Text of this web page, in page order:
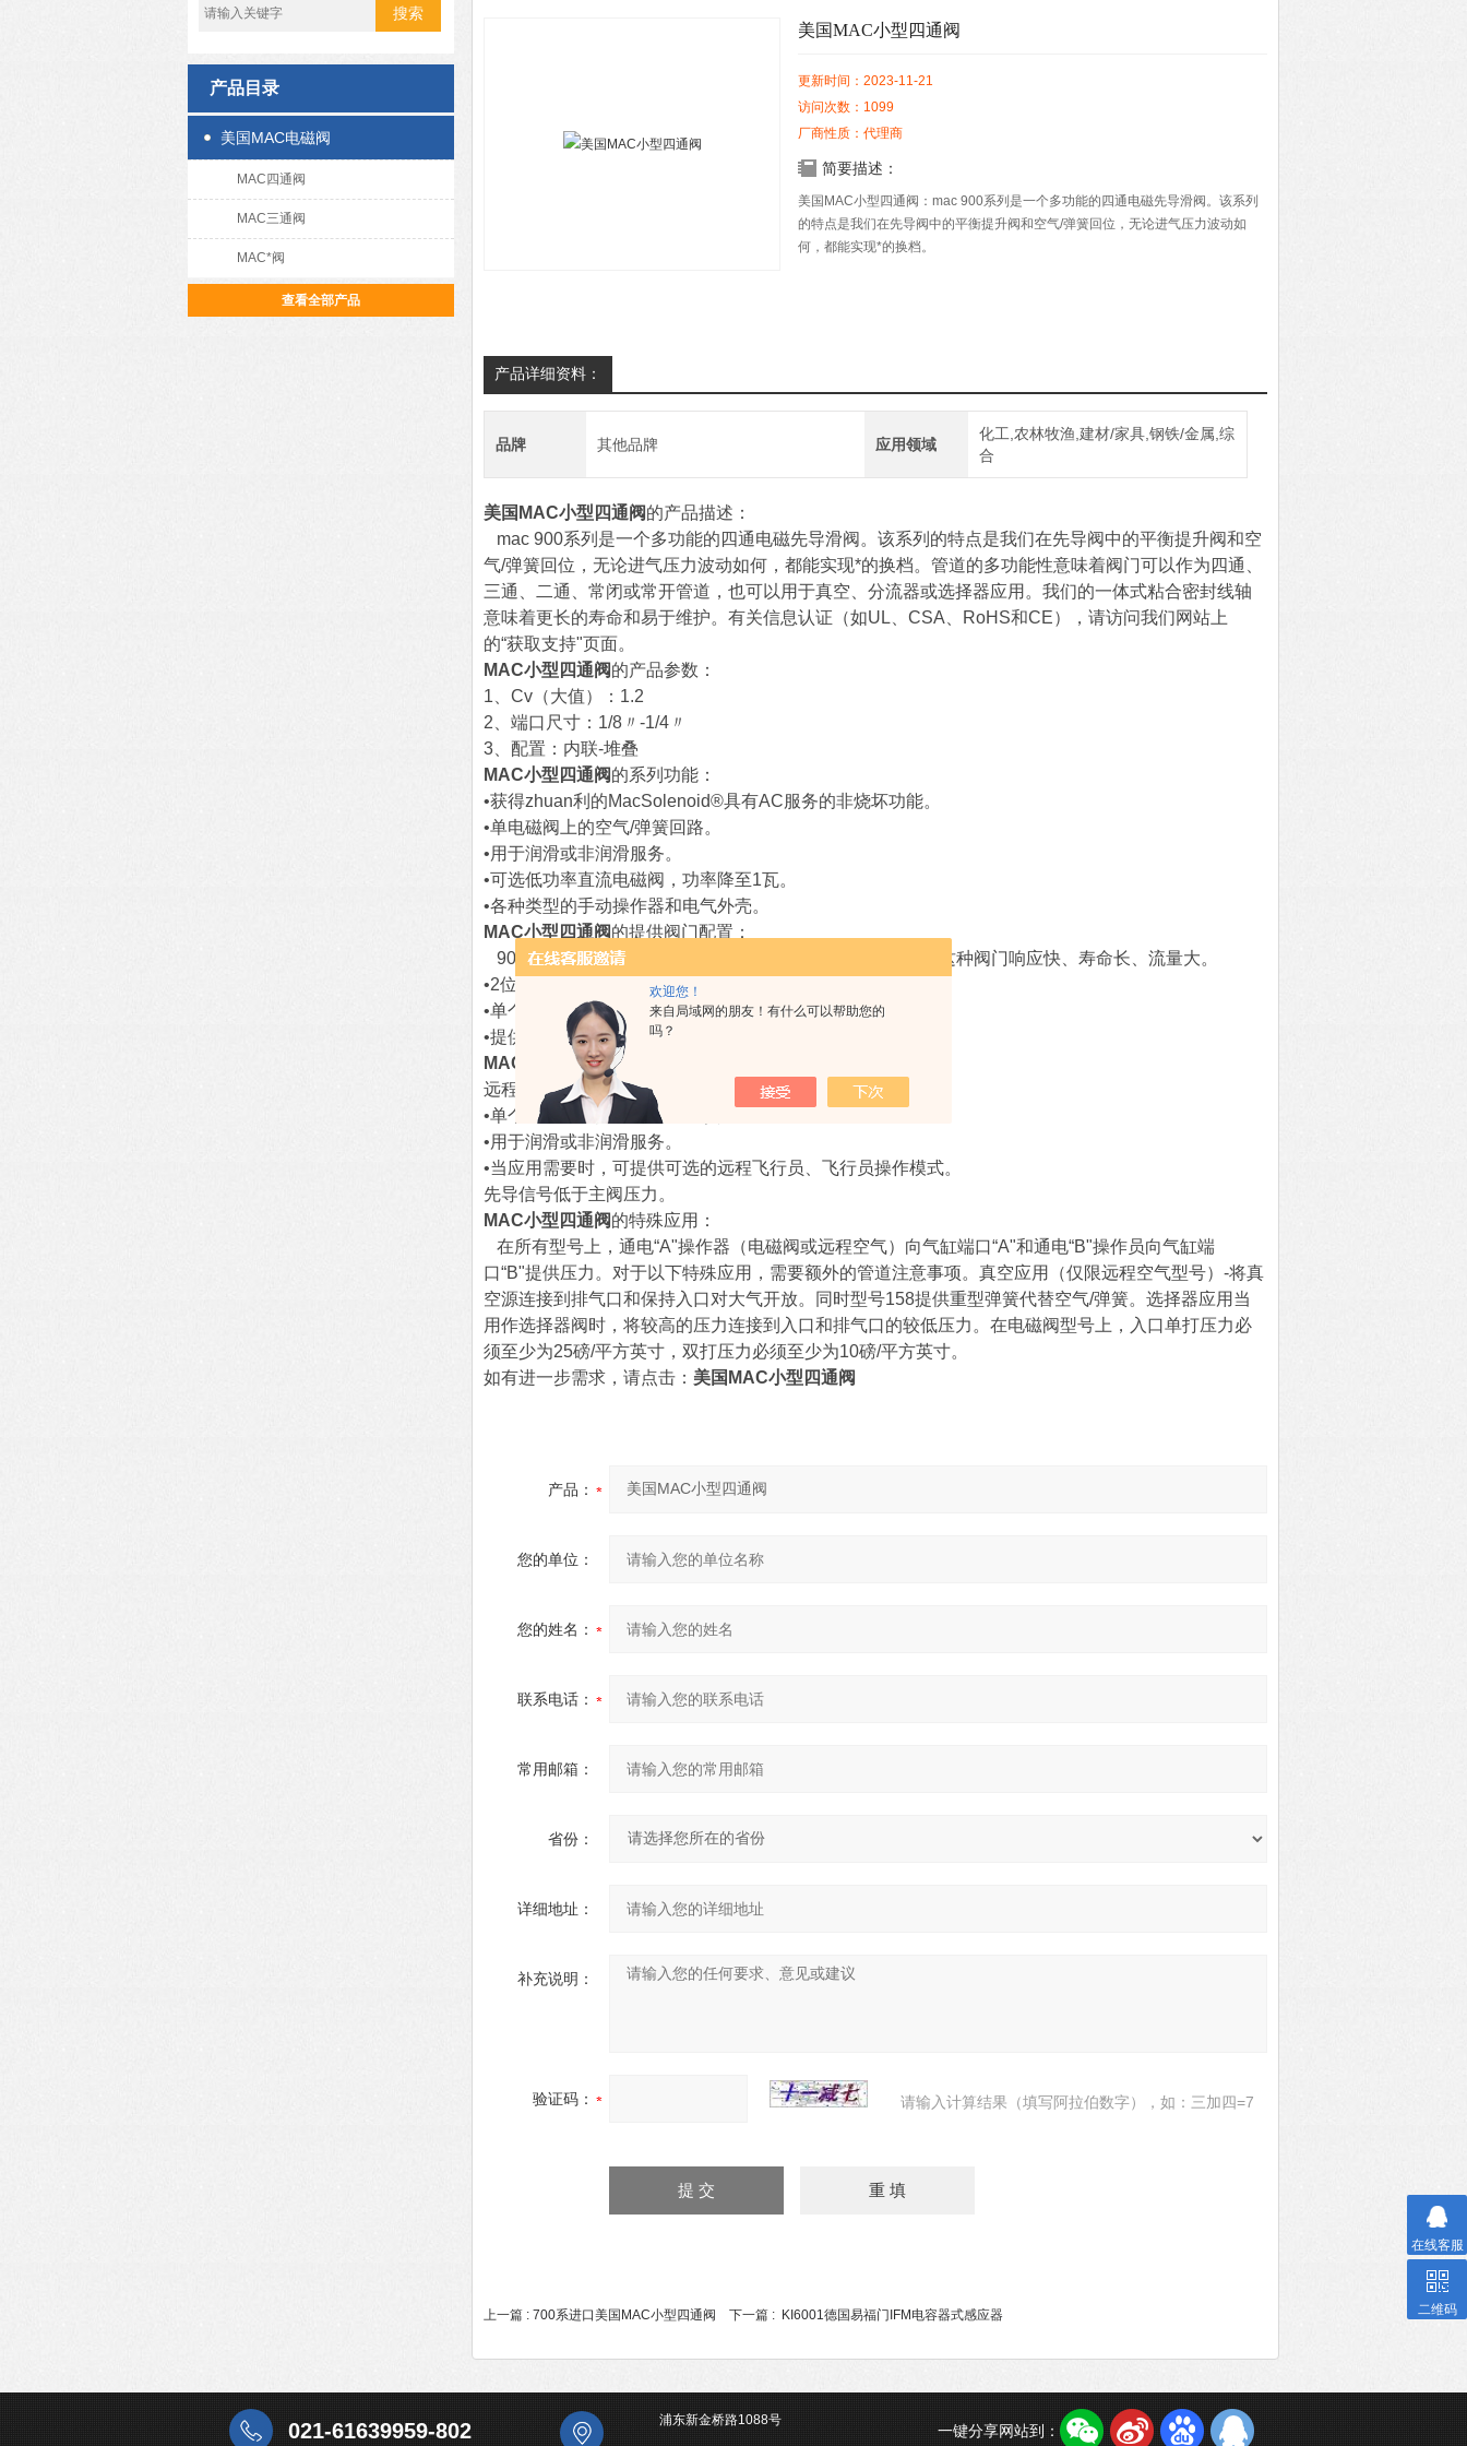
欢迎您！
来自局域网的朋友！有什么可以帮助您的
吗？
产品目录
美国MAC电磁阀
MAC四通阀
MAC三通阀
MAC*阀
查看全部产品
美国MAC小型四通阀
更新时间：2023-11-21
访问次数：1099
厂商性质：代理商
简要描述：
美国MAC小型四通阀：mac 900系列是一个多功能的四通电磁先导滑阀。该系列
的特点是我们在先导阀中的平衡提升阀和空气/弹簧回位，无论进气压力波动如
何，都能实现*的换档。
产品详细资料：
品牌 其他品牌 应用领域
化工,农林牧渔,建材/家具,钢铁/金属,综
合
美国MAC小型四通阀的产品描述：
mac 900系列是一个多功能的四通电磁先导滑阀。该系列的特点是我们在先导阀中的平衡提升阀和空
气/弹簧回位，无论进气压力波动如何，都能实现*的换档。管道的多功能性意味着阀门可以作为四通、
三通、二通、常闭或常开管道，也可以用于真空、分流器或选择器应用。我们的一体式粘合密封线轴
意味着更长的寿命和易于维护。有关信息认证（如UL、CSA、RoHS和CE），请访问我们网站上
的“获取支持"页面。
MAC小型四通阀的产品参数：
1、Cv（大值）：1.2
2、端口尺寸：1/8〃-1/4〃
3、配置：内联-堆叠
MAC小型四通阀的系列功能：
•获得zhuan利的MacSolenoid®具有AC服务的非烧坏功能。
•单电磁阀上的空气/弹簧回路。
•用于润滑或非润滑服务。
•可选低功率直流电磁阀，功率降至1瓦。
•各种类型的手动操作器和电气外壳。
MAC小型四通阀的提供阀门配置：
900系列是一个小型直列四通阀，Cv高达1.4。本系列提供这种阀门响应快、寿命长、流量大。
•2位，单或双操作（电磁阀或远程空气）。
•单个车身或堆叠车身模型。
•提供手动和机械操作装置。
MAC小型四通阀的系列特征-远程气动先导阀
远程空中版本的特点是：
•单个远程空气阀上的空气/弹簧回流。
•用于润滑或非润滑服务。
•当应用需要时，可提供可选的远程飞行员、飞行员操作模式。
先导信号低于主阀压力。
MAC小型四通阀的特殊应用：
在所有型号上，通电“A"操作器（电磁阀或远程空气）向气缸端口“A"和通电“B"操作员向气缸端
口“B"提供压力。对于以下特殊应用，需要额外的管道注意事项。真空应用（仅限远程空气型号）-将真
空源连接到排气口和保持入口对大气开放。同时型号158提供重型弹簧代替空气/弹簧。选择器应用当
用作选择器阀时，将较高的压力连接到入口和排气口的较低压力。在电磁阀型号上，入口单打压力必
须至少为25磅/平方英寸，双打压力必须至少为10磅/平方英寸。
如有进一步需求，请点击： 美国MAC小型四通阀
产品：
您的单位：
您的姓名：
联系电话：
常用邮箱：
省份：
详细地址：
补充说明：
验证码： 请输入计算结果（填写阿拉伯数字），如：三加四=7
上一篇 : 700系进口美国MAC小型四通阀 下一篇 : KI6001德国易福门IFM电容器式感应器
021-61639959-802 浦东新金桥路1088号
一键分享网站到：
在线客服
二维码